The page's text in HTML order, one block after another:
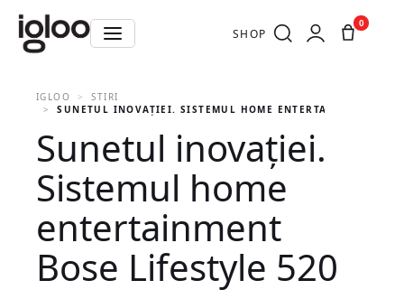
SHOP
0
IGLOO
STIRI
SUNETUL INOVAȚIEI. SISTEMUL HOME ENTERTAINMENT
Sunetul inovației.
Sistemul home
entertainment
Bose Lifestyle 520